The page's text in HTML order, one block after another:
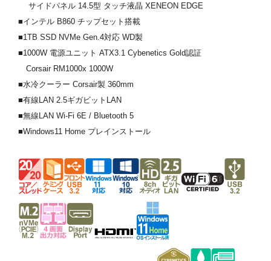
サイドパネル 14.5型 タッチ液晶 XENEON EDGE
■インテル B860 チップセット搭載
■1TB SSD NVMe Gen.4対応 WD製
■1000W 電源ユニット ATX3.1 Cybenetics Gold認証
Corsair RM1000x 1000W
■水冷クーラー Corsair製 360mm
■有線LAN 2.5ギガビットLAN
■無線LAN Wi-Fi 6E / Bluetooth 5
■Windows11 Home プレインストール